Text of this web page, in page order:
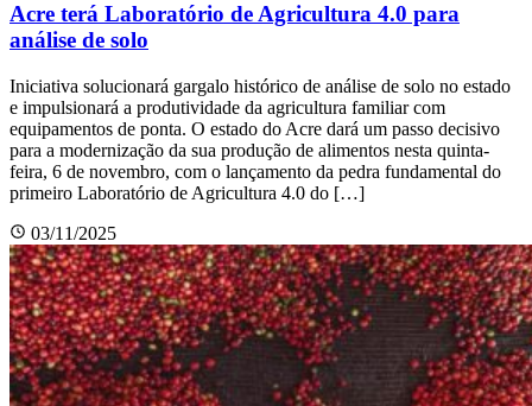
Acre terá Laboratório de Agricultura 4.0 para
análise de solo
Iniciativa solucionará gargalo histórico de análise de solo no estado
e impulsionará a produtividade da agricultura familiar com
equipamentos de ponta. O estado do Acre dará um passo decisivo
para a modernização da sua produção de alimentos nesta quinta-
feira, 6 de novembro, com o lançamento da pedra fundamental do
primeiro Laboratório de Agricultura 4.0 do […]
03/11/2025